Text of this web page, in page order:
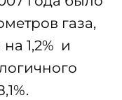
газа,
1,2% и